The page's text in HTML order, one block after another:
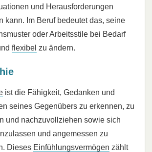
und Herausforderungen
kann. Im Beruf bedeutet das, seine
oder Arbeitsstile bei Bedarf
flexibel zu ändern.
ist die Fähigkeit, Gedanken und
seines Gegenübers zu erkennen, zu
und nachzuvollziehen sowie sich
und angemessen zu
Dieses Einfühlungsvermögen zählt